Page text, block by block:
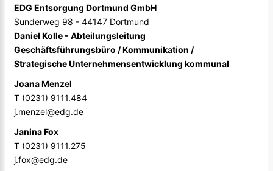
EDG Entsorgung Dortmund GmbH
Sunderweg 98 - 44147 Dortmund
Daniel Kolle - Abteilungsleitung
Geschäftsführungsbüro / Kommunikation /
Strategische Unternehmensentwicklung kommunal
Joana Menzel
T (0231) 9111.484
j.menzel@edg.de
Janina Fox
T (0231) 9111.275
j.fox@edg.de